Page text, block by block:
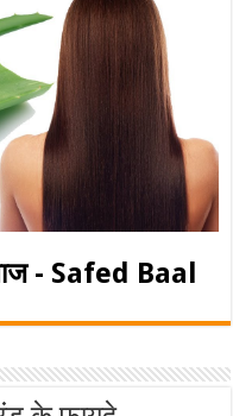
- Safed Baal